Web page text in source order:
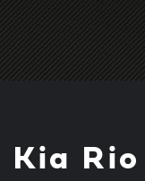
Kia Rio